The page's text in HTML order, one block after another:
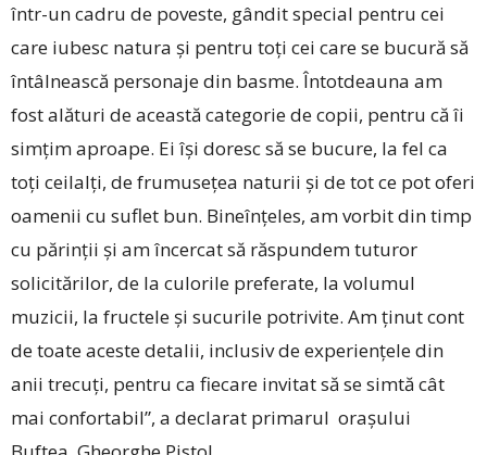
într-un cadru de poveste, gândit special pentru cei
care iubesc natura și pentru toți cei care se bucură să
întâlnească personaje din basme. Întotdeauna am
fost alături de această categorie de copii, pentru că îi
simțim aproape. Ei își doresc să se bucure, la fel ca
toți ceilalți, de frumusețea naturii și de tot ce pot oferi
oamenii cu suflet bun. Bineînțeles, am vorbit din timp
cu părinții și am încercat să răspundem tuturor
solicitărilor, de la culorile preferate, la volumul
muzicii, la fructele și sucurile potrivite. Am ținut cont
de toate aceste detalii, inclusiv de experiențele din
anii trecuți, pentru ca fiecare invitat să se simtă cât
mai confortabil”, a declarat primarul orașului